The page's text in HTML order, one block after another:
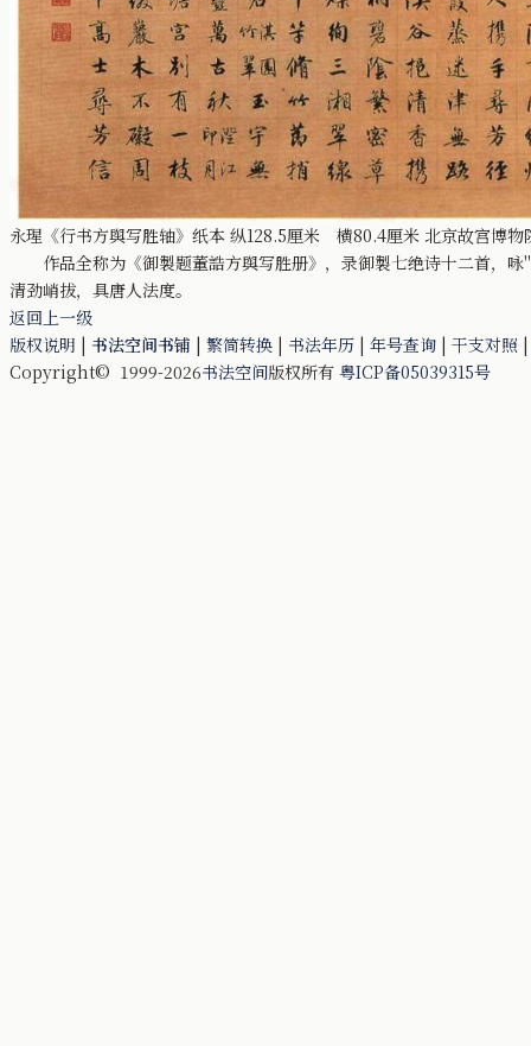
永瑆《行书方舆写胜轴》纸本 纵128.5厘米 横80.4厘米 北京故宫博物
作品全称为《御製题董誥方舆写胜册》，录御製七绝诗十二首，
清劲峭拔，具唐人法度。
返回上一级
版权说明 | 书法空间书铺 | 繁简转换 | 书法年历 | 年号查询 | 干支对照
Copyright© 1999-2026书法空间版权所有 粤ICP备05039315号